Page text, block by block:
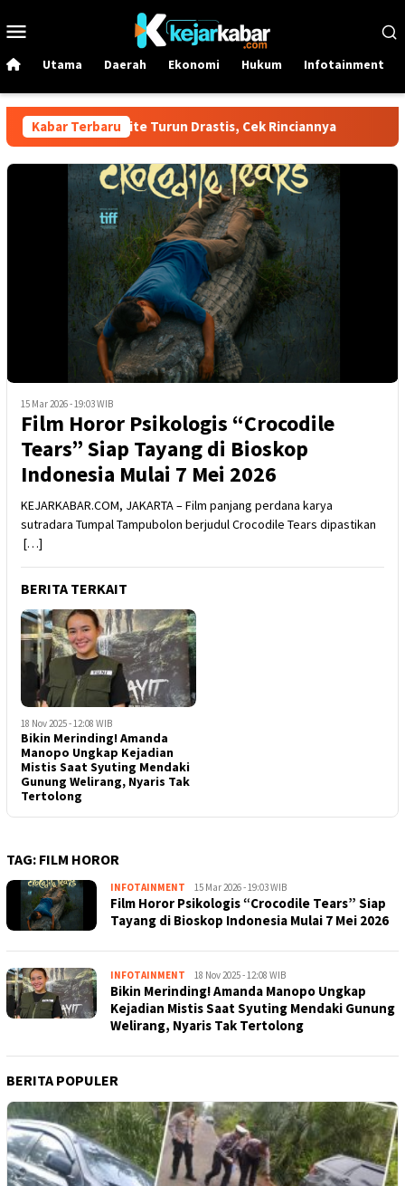
ke
Mobile
Utama Daerah Ekonomi Hukum Infotainment
Kabar Terbaru
Dex dan Dexlite Turun Drastis, Cek Rinciannya
15 Mar 2026 - 19:03 WIB
Film Horor Psikologis “Crocodile
Tears” Siap Tayang di Bioskop
Indonesia Mulai 7 Mei 2026
KEJARKABAR.COM, JAKARTA – Film panjang perdana karya
sutradara Tumpal Tampubolon berjudul Crocodile Tears dipastikan
[…]
BERITA TERKAIT
18 Nov 2025 - 12:08 WIB
Bikin Merinding! Amanda
Manopo Ungkap Kejadian
Mistis Saat Syuting Mendaki
Gunung Welirang, Nyaris Tak
Tertolong
TAG: FILM HOROR
INFOTAINMENT Kejar
Kabar
15 Mar 2026 - 19:03 WIB
Film Horor Psikologis “Crocodile Tears” Siap
Tayang di Bioskop Indonesia Mulai 7 Mei 2026
INFOTAINMENT Kejar
Kabar
18 Nov 2025 - 12:08 WIB
Bikin Merinding! Amanda Manopo Ungkap
Kejadian Mistis Saat Syuting Mendaki Gunung
Welirang, Nyaris Tak Tertolong
BERITA POPULER